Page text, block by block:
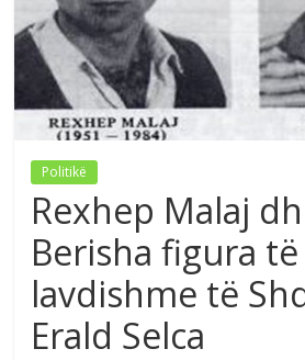
Politikë
Rexhep Malaj
Berisha figura të
lavdishme të
Erald Selca